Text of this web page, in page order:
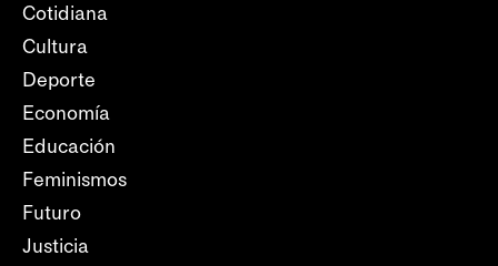
Cotidiana
Cultura
Deporte
Economía
Educación
Feminismos
Futuro
Justicia